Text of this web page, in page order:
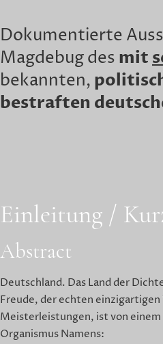
Dokumentierte
Magdebug des mit
bekannten,
bestraften
Einleitung /
Abstract
Deutschland. Das Land der
Freude, der echten
Meisterleistungen, ist von
Organismus Namens: